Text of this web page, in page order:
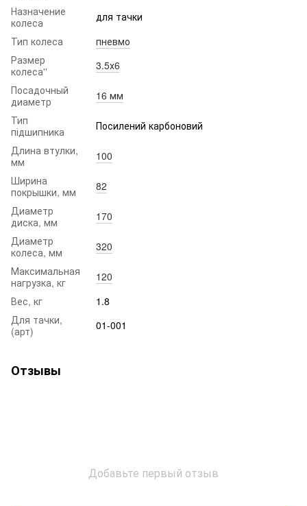
Назначение
колеса
для тачки
Тип колеса
пневмо
Размер
колеса''
3.5х6
Посадочный
диаметр
16 мм
Тип
підшипника
Посилений карбоновий
Длина втулки,
мм
100
Ширина
покрышки, мм
82
Диаметр
диска, мм
170
Диаметр
колеса, мм
320
Максимальная
нагрузка, кг
120
Вес, кг
1.8
Для тачки,
(арт)
01-001
Отзывы
Добавьте первый отзыв